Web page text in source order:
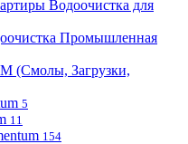
Водоочистка для
Промышленная
(Смолы, Загрузки,
5
11
154